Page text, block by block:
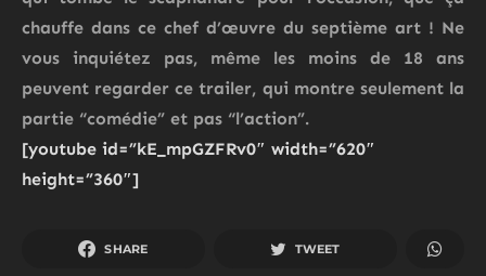
chauffe dans ce chef d’œuvre du septième art ! Ne
vous inquiétez pas, même les moins de 18 ans
peuvent regarder ce trailer, qui montre seulement la
partie “comédie” et pas “l’action”.
[youtube id=”kE_mpGZFRv0″ width=”620″
height=”360″]
SHARE TWEET